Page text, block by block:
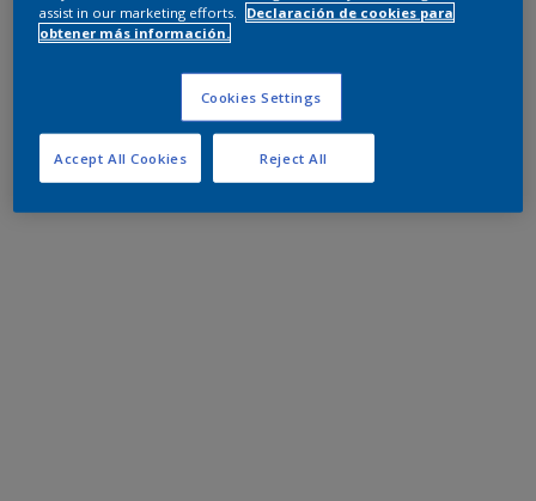
assist in our marketing efforts.
Declaración de cookies para
obtener más información.
Cookies Settings
Reject All
Accept All Cookies